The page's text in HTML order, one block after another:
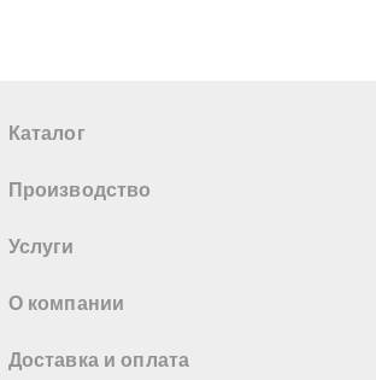
Каталог
Производство
Услуги
О компании
Доставка и оплата